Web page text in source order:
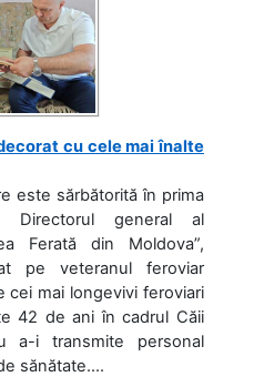
cu cele mai înalte
este sărbătorită în prima
Directorul general al
Ferată din Moldova”,
pe veteranul feroviar
cei mai longevivi feroviari
42 de ani în cadrul Căii
a-i transmite personal
sănătate....